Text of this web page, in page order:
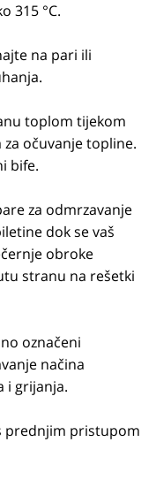
315 °C.
na pari ili
toplom tijekom
očuvanje topline.
bife.
za odmrzavanje
dok se vaš
obroke
stranu na rešetki
označeni
načina
i grijanja.
prednjim pristupom